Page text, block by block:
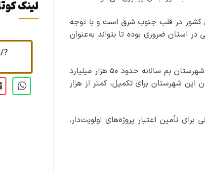
کشور در قلب جنوب شرق است و با توجه
استان ضروری بوده تا بتواند به‌عنوان
وی اظهار کرد: در استان کرمان با پرسش‌هایی جدی مواجه هستیم؛ برای مثال در شهرستان بم سالانه حدود ۵۰ هزار میلیارد
این شهرستان برای تکمیل، کمتر از هزار
تأمین اعتبار پروژه‌های اولویت‌دار،
لینک
?